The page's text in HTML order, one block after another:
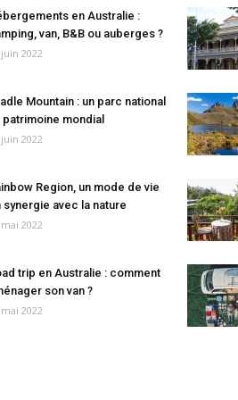
en Australie :
van, B&B ou auberges ?
2022
Mountain : un parc national
patrimoine mondial
2022
Region, un mode de vie
synergie avec la nature
2022
trip en Australie : comment
son van ?
2022